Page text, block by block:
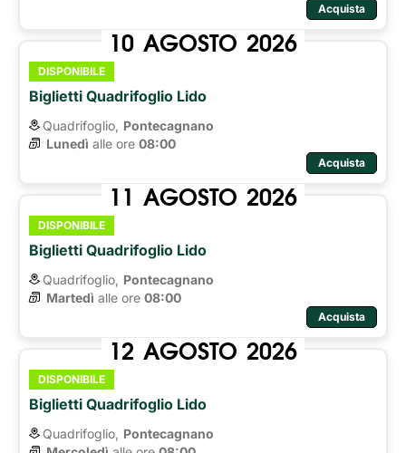
Acquista
10 AGOSTO 2026
DISPONIBILE
Biglietti Quadrifoglio Lido
Quadrifoglio, Pontecagnano
Lunedì alle ore 08:00
Acquista
11 AGOSTO 2026
DISPONIBILE
Biglietti Quadrifoglio Lido
Quadrifoglio, Pontecagnano
Martedì alle ore 08:00
Acquista
12 AGOSTO 2026
DISPONIBILE
Biglietti Quadrifoglio Lido
Quadrifoglio, Pontecagnano